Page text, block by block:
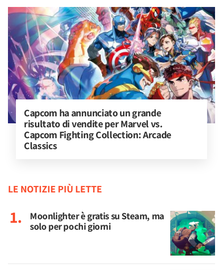
Capcom ha annunciato un grande
risultato di vendite per Marvel vs.
Capcom Fighting Collection: Arcade
Classics
LE NOTIZIE PIÙ LETTE
Moonlighter è gratis su Steam, ma
solo per pochi giorni